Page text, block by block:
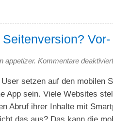
Vor-
appetizer. Kommentare deaktiviert
setzen auf den mobilen
App sein. Viele Websites
Abruf ihrer Inhalte mit
das aus? Das kann die